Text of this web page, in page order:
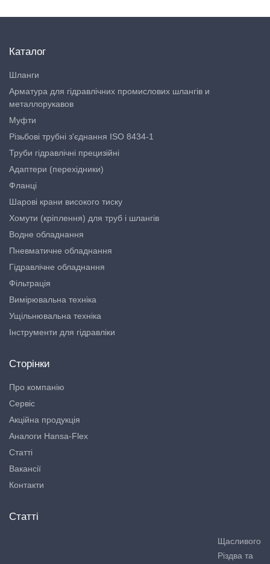
Каталог
Шланги
Арматура для гідравлічних промислових шлангів и
металлорукавов
Муфти
Різьбові трубні з'єднання ISO 8434-1
Труби гідравлічні прецизійні
Адаптери (перехідники)
Фланці
Шарові крани високого тиску
Хомути (кріплення) для труб і шлангів
Водне обладнання
Пневматичне обладнання
Гідравлічне обладнання
Фільтрація
Вимірювальна техніка
Ущільнювальна техніка
Інструменти для гідравліки
Сторінки
Про компанію
Сервіс
Акційна продукція
Аналоги Hansa-Flex
Статті
Вакансії
Контакти
Статті
Щасливого
Різдва та